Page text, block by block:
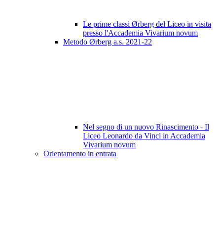
Le prime classi Ørberg del Liceo in visita
presso l'Accademia Vivarium novum
Metodo Ørberg a.s. 2021-22
Nel segno di un nuovo Rinascimento - Il
Liceo Leonardo da Vinci in Accademia
Vivarium novum
Orientamento in entrata